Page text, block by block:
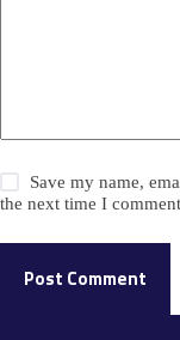
Save my name,
the next time I
Post Comment